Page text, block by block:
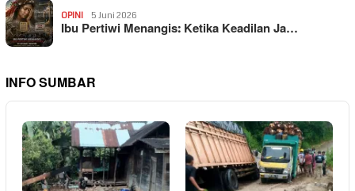
OPINI 5 Juni 2026
Ibu Pertiwi Menangis: Ketika Keadilan Ja…
INFO SUMBAR